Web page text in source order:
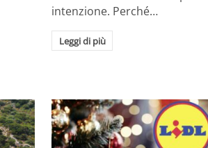
intenzione. Perché…
Leggi di più